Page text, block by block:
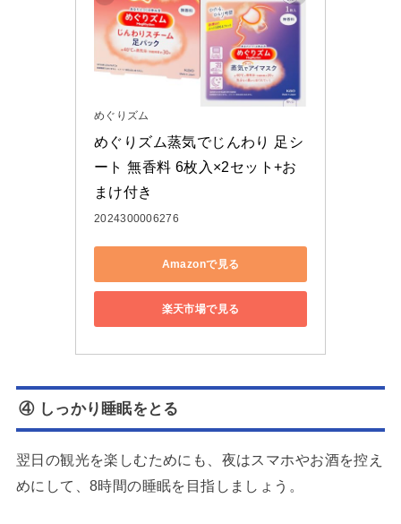
めぐりズム
めぐりズム蒸気でじんわり 足シ
ート 無香料 6枚入×2セット+お
まけ付き
2024300006276
Amazonで見る
楽天市場で見る
④ しっかり睡眠をとる
翌日の観光を楽しむためにも、夜はスマホやお酒を控え
めにして、8時間の睡眠を目指しましょう。